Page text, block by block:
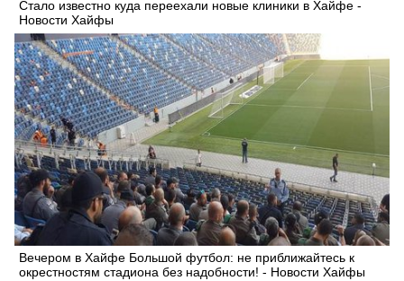
Стало известно куда переехали новые клиники в Хайфе -
Новости Хайфы
Вечером в Хайфе Большой футбол: не приближайтесь к
окрестностям стадиона без надобности! - Новости Хайфы